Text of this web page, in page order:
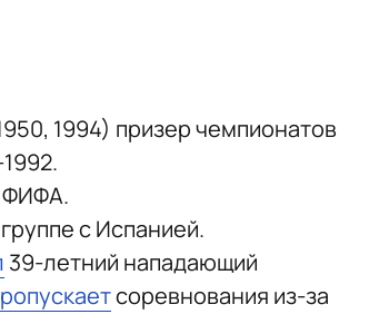
1994) призер чемпионатов
ФИФА.
с Испанией.
39-летний нападающий
соревнования из-за